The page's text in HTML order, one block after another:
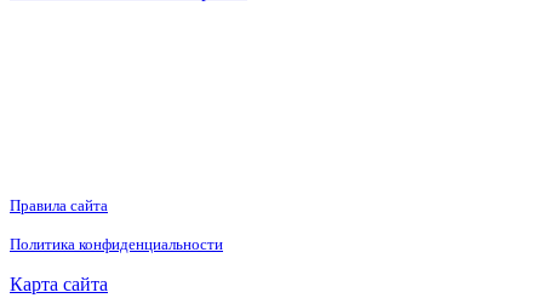
Правила сайта
Политика конфиденциальности
Карта сайта